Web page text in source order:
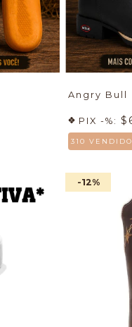
Angry Bull
PIX -%:
310
-12%